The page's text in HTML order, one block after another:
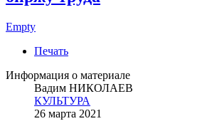
Empty
Печать
Информация о материале
Вадим НИКОЛАЕВ
КУЛЬТУРА
26 марта 2021